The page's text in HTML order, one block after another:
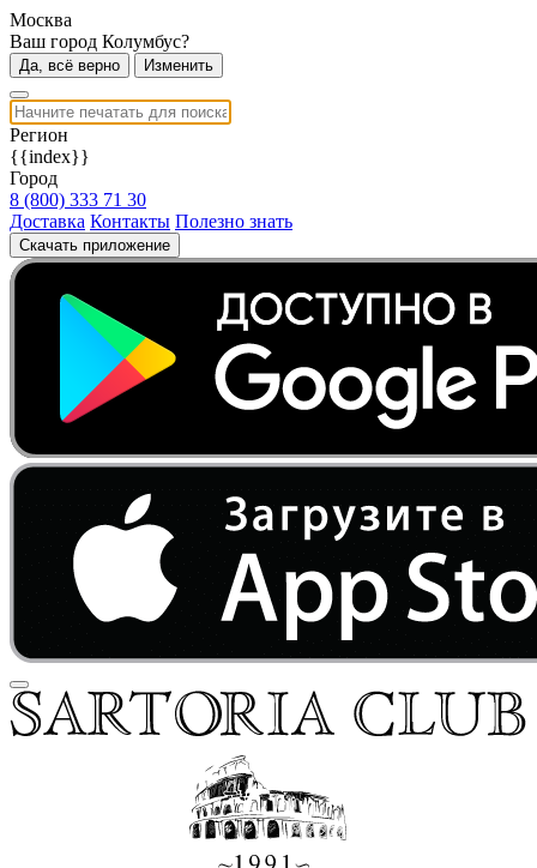
Москва
Ваш город Колумбус?
Да, всё верно Изменить
Регион
{{index}}
Город
8 (800) 333 71 30
Доставка Контакты Полезно знать
Скачать приложение